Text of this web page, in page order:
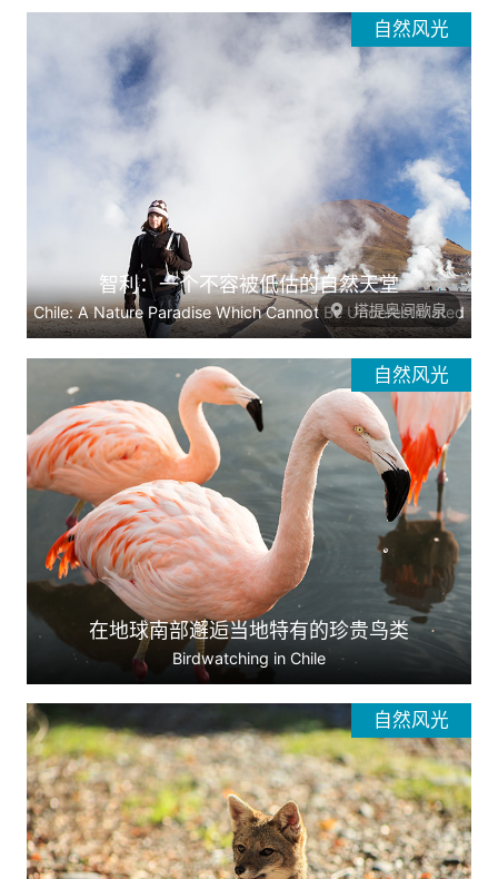
智利：一个不容被低估的自然天堂
Chile: A Nature Paradise Which Cannot Be Underestimated
自然风光
塔提奥间歇泉
在地球南部邂逅当地特有的珍贵鸟类
Birdwatching in Chile
自然风光
自然风光